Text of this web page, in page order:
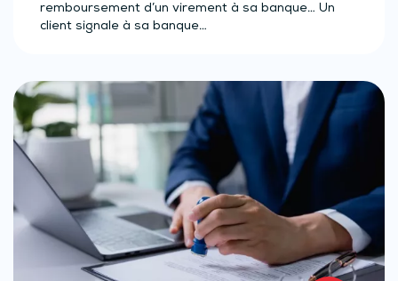
remboursement d’un virement à sa banque… Un
client signale à sa banque…